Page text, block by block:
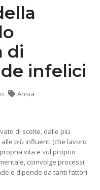
di
infelici
Ansia
di scelte, dalle più
più influenti (che lavoro
vita e sul proprio
coinvolge processi
e dipende da tanti fattori